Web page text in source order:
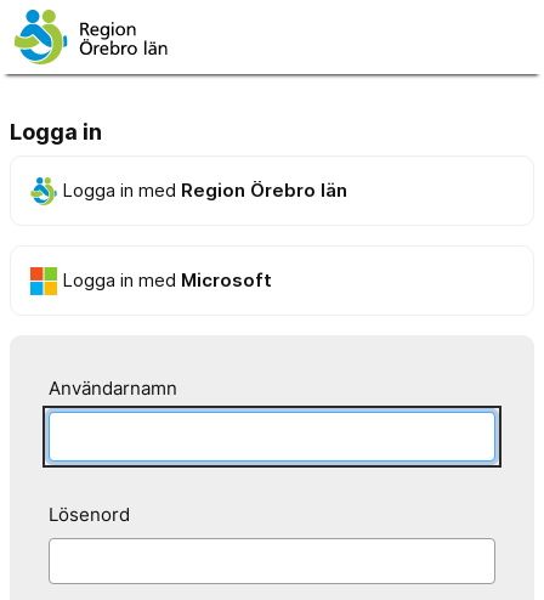
Logga in
Logga in med Region Örebro län
Logga in med Microsoft
Användarnamn
Lösenord